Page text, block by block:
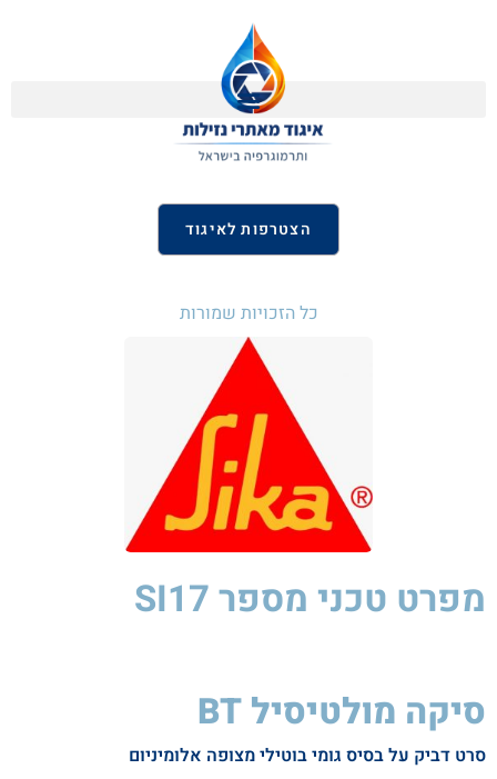
הצטרפות לאיגוד
כל הזכויות שמורות
מפרט טכני מספר SI17
סיקה מולטיסיל BT
סרט דביק על בסיס גומי בוטילי מצופה אלומיניום